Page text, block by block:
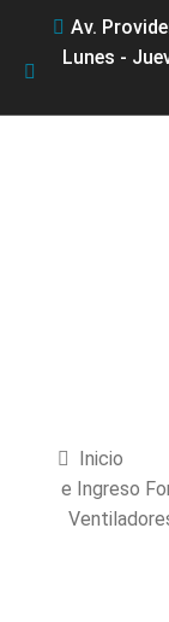
Av.
Lunes -
Inicio
e Ingreso